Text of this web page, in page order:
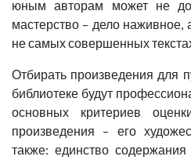
юным авторам может не
мастерство – дело наживное,
не самых совершенных
Отбирать произведения для
библиотеке будут
основных критериев
произведения – его
также: единство